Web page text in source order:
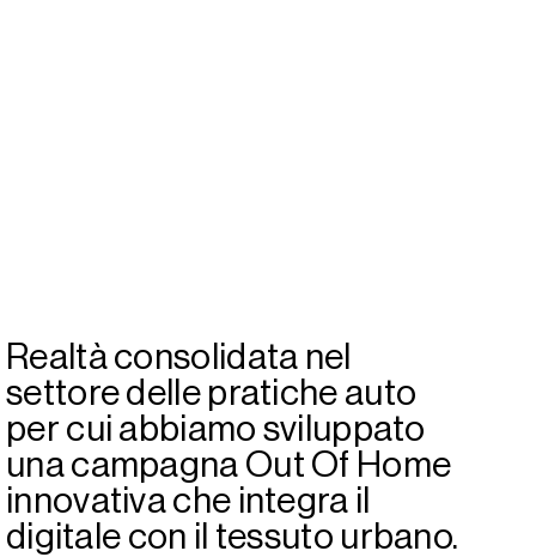
Realtà consolidata nel
settore delle pratiche auto
per cui abbiamo sviluppato
una campagna Out Of Home
innovativa che integra il
digitale con il tessuto urbano.